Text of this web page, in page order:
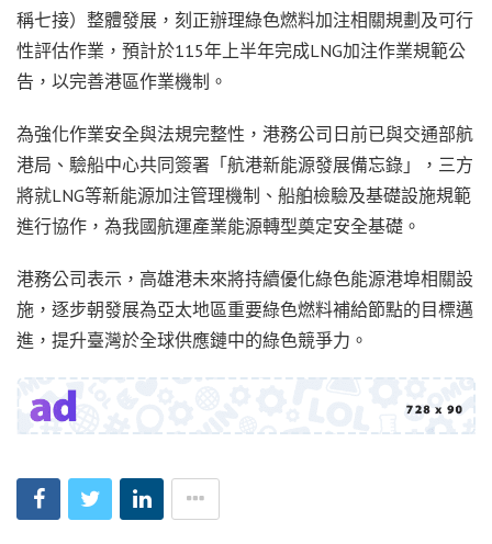
稱七接）整體發展，刻正辦理綠色燃料加注相關規劃及可行
性評估作業，預計於115年上半年完成LNG加注作業規範公
告，以完善港區作業機制。
為強化作業安全與法規完整性，港務公司日前已與交通部航
港局、驗船中心共同簽署「航港新能源發展備忘錄」，三方
將就LNG等新能源加注管理機制、船舶檢驗及基礎設施規範
進行協作，為我國航運產業能源轉型奠定安全基礎。
港務公司表示，高雄港未來將持續優化綠色能源港埠相關設
施，逐步朝發展為亞太地區重要綠色燃料補給節點的目標邁
進，提升臺灣於全球供應鏈中的綠色競爭力。